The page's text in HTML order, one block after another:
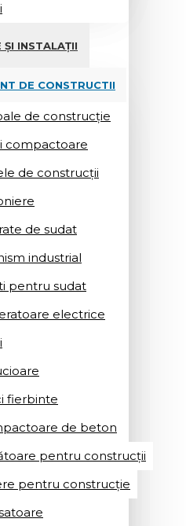
ȘI INSTALAȚII
DE CONSTRUCTII
de construcție
compactoare
de construcții
de sudat
industrial
pentru sudat
electrice
fierbinte
de beton
pentru construcții
pentru construcție